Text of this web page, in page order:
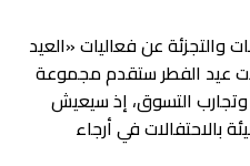
عن فعاليات «العيد
عيد الفطر ستقدم مجموعة
وتجارب التسوق، إذ سيعيش
بالاحتفالات في أرجاء